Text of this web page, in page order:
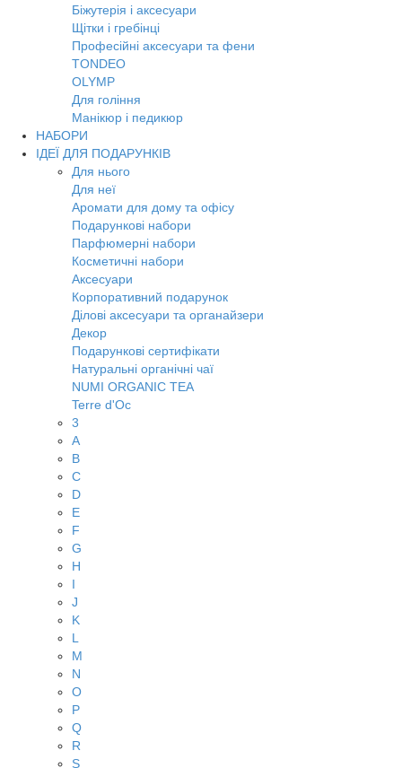
Біжутерія і аксесуари
Щітки і гребінці
Професійні аксесуари та фени
TONDEO
OLYMP
Для гоління
Манікюр і педикюр
НАБОРИ
ІДЕЇ ДЛЯ ПОДАРУНКІВ
Для нього
Для неї
Аромати для дому та офісу
Подарункові набори
Парфюмерні набори
Косметичні набори
Аксесуари
Корпоративний подарунок
Ділові аксесуари та органайзери
Декор
Подарункові сертифікати
Натуральні органічні чаї
NUMI ORGANIC TEA
Terre d'Oc
3
A
B
C
D
E
F
G
H
I
J
K
L
M
N
O
P
Q
R
S